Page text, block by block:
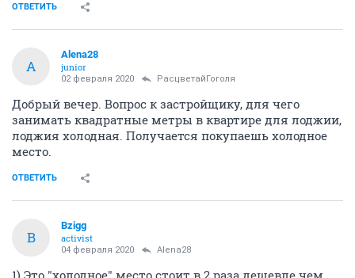
ОТВЕТИТЬ
A
Alena28
junior
02 февраля 2020 РасцветайГоголя
Добрый вечер. Вопрос к застройщику, для чего
занимать квадратные метры в квартире для лоджии,
лоджия холодная. Получается покупаешь холодное
место.
ОТВЕТИТЬ
B
Bzigg
activist
04 февраля 2020 Alena28
1) Это "холодное" место стоит в 2 раза дешевле чем